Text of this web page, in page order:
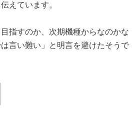
えています。
指すのか、次期機種からなのかな
言い難い」と明言を避けたそうで